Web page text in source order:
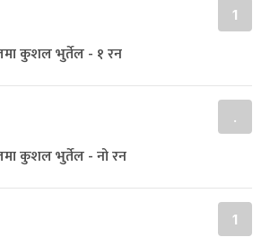
1
कुशल भुर्तेल - १ रन
.
कुशल भुर्तेल - नो रन
1